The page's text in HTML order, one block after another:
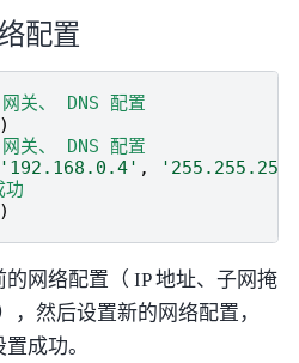
配置
关、 DNS 配置
关、 DNS 配置
'192.168.0.4' ,
功
网络配置（ IP 地址、子网掩
，然后设置新的网络配置，
成功。